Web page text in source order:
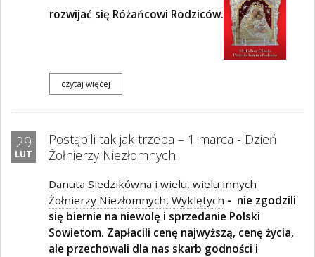
rozwijać się Różańcowi Rodziców.
czytaj więcej
29
LUT
Postąpili tak jak trzeba – 1 marca - Dzień
Żołnierzy Niezłomnych
Danuta Siedzikówna i wielu, wielu innych
Żołnierzy Niezłomnych, Wyklętych - nie zgodzili
się biernie na niewolę i sprzedanie Polski
Sowietom. Zapłacili cenę najwyższą, cenę życia,
ale przechowali dla nas skarb godności i